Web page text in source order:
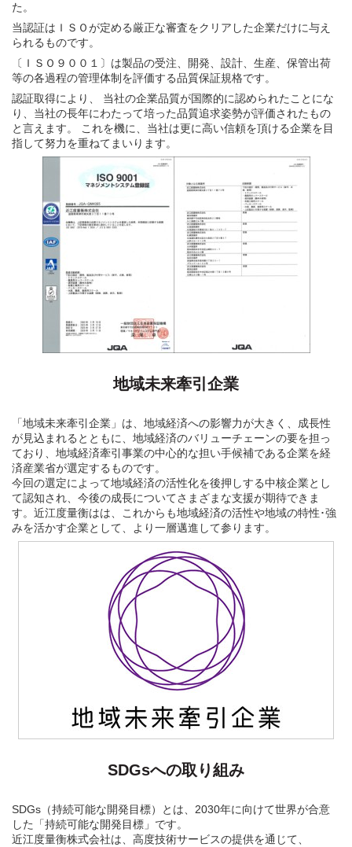
た。
当認証はＩＳＯが定める厳正な審査をクリアした企業だけに与え
られるものです。
〔ＩＳＯ９００１〕は製品の受注、開発、設計、生産、保管出荷
等の各過程の管理体制を評価する品質保証規格です。
認証取得により、 当社の企業品質が国際的に認められたことにな
り、当社の長年にわたって培った品質追求姿勢が評価されたもの
と言えます。 これを機に、当社は更に高い信頼を頂ける企業を目
指して努力を重ねてまいります。
地域未来牽引企業
「地域未来牽引企業」は、地域経済への影響力が大きく、成長性
が見込まれるとともに、地域経済のバリューチェーンの要を担っ
ており、地域経済牽引事業の中心的な担い手候補である企業を経
済産業省が選定するものです。
今回の選定によって地域経済の活性化を後押しする中核企業とし
て認知され、今後の成長についてさまざまな支援が期待できま
す。近江度量衡はは、これからも地域経済の活性や地域の特性･強
みを活かす企業として、より一層邁進して参ります。
SDGsへの取り組み
SDGs（持続可能な開発目標）とは、2030年に向けて世界が合意
した「持続可能な開発目標」です。
近江度量衡株式会社は、高度技術サービスの提供を通じて、